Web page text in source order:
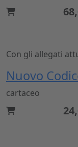
Con gli allegati
Nuovo
cartaceo